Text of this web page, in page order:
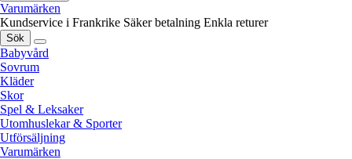
Varumärken
Kundservice i Frankrike Säker betalning Enkla returer
Sök
Babyvård
Sovrum
Kläder
Skor
Spel & Leksaker
Utomhuslekar & Sporter
Utförsäljning
Varumärken